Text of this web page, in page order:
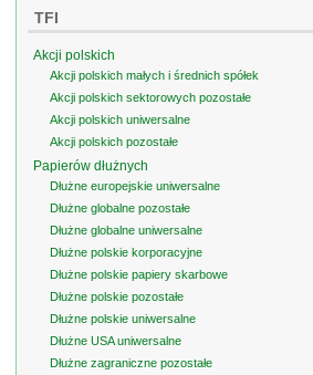
TFI
Akcji polskich
Akcji polskich małych i średnich spółek
Akcji polskich sektorowych pozostałe
Akcji polskich uniwersalne
Akcji polskich pozostałe
Papierów dłużnych
Dłużne europejskie uniwersalne
Dłużne globalne pozostałe
Dłużne globalne uniwersalne
Dłużne polskie korporacyjne
Dłużne polskie papiery skarbowe
Dłużne polskie pozostałe
Dłużne polskie uniwersalne
Dłużne USA uniwersalne
Dłużne zagraniczne pozostałe